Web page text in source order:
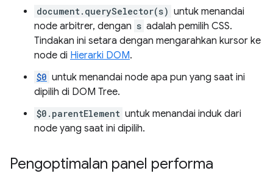
document.querySelector(s) untuk menandai
node arbitrer, dengan s adalah pemilih CSS.
Tindakan ini setara dengan mengarahkan kursor ke
node di Hierarki DOM.
$0 untuk menandai node apa pun yang saat ini
dipilih di DOM Tree.
$0.parentElement untuk menandai induk dari
node yang saat ini dipilih.
Pengoptimalan panel performa